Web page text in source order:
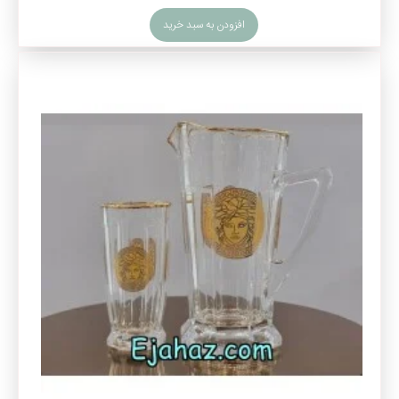
پارچ و لیوان‌های پرفروش ساخت چین
اشکال لوزی شکل این طرح بهمراه پایه های زیبای آن باعث شده تا
برای مراسم های رسمی گزینه مناسبی باشد ,خصوصا مدل لب طلای
این طرح جلوه باشکوهی به مجالس شما میبخشد.
پارچ و لیوان استیج :
این محصول با ظاهر ساده و خطوط شکسته
عمودی خود جزو محصولات شیک و در عین حال ساده میباشد که در
دو نوع ساده و دور طلا (لب طلا
)عرضه میشود.
پارچ و لیوان اسکوئر :سبک مینیمال این پارچ و لیوان و طراحی چند
ضلعی این محصول باعث بازتاب نور و زیبایی محتویات درون آن
میشود , و مانند محصولات بالا به صورت لب طلا و ساده عرضه
میشود, نکته قابل توجه در مورد اسکوئر داشتن درصد کمی کریستال
در ترکیبات این محصول است.
پارچ و لیوان بامبو :این پارچ و لیوان در دو نوع دور طلا و ساده
عرضه میشود, و تا حدودی توانسته حس طبیعت را منعکس کند.
پارچ و لیوان بلینک مکس: یکی از برندهای معروف لیوان , فنجان ,
افزودن به سبد خرید